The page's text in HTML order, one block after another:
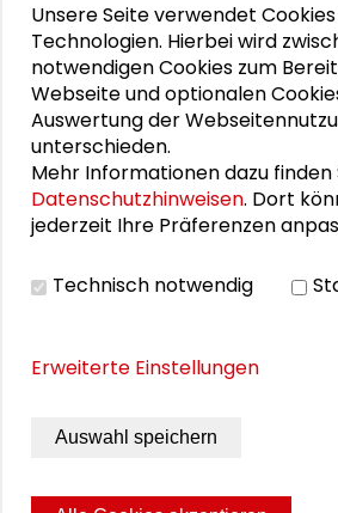
Isabel Behr arbeitet als
eigener Praxis in Anröchte
engagiert sie sich als
Mitglied bei PsyF4 die sich
Beratung zur Bewältigung
ökologischen Krisen und für
einer nachhaltigen, gesunden,
demokratischen, sozial und
gerechten Zukunft einsetzen.
Klimagefühle und
außerdem zum Thema
Kindertageseinrichtungen.
Unsere Seite verwendet
Technologien. Hierbei wird
notwendigen Cookies zum
Webseite und optionalen
Auswertung der
unterschieden.
Mehr Informationen dazu finden
Datenschutzhinweisen. Dort
jederzeit Ihre Präferenzen
Technisch notwendig
Erweiterte Einstellungen
Auswahl speichern